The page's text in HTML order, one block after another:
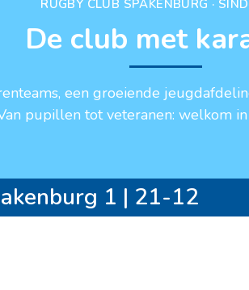
RUGBY CLUB SPAKENBURG ·
De club met
een groeiende
pupillen tot veteranen: welkom
1 | 21-12